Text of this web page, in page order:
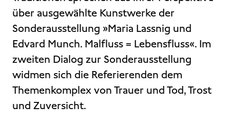
über ausgewählte Kunstwerke der
Sonderausstellung »Maria Lassnig und
Edvard Munch. Malfluss = Lebensfluss«. Im
zweiten Dialog zur Sonderausstellung
widmen sich die Referierenden dem
Themenkomplex von Trauer und Tod, Trost
und Zuversicht.